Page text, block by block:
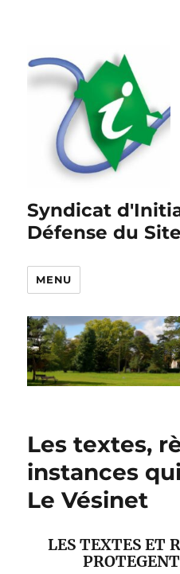
Syndicat
Défense du
MENU
Les textes,
instances
Le Vésinet
LES TEXTES ET